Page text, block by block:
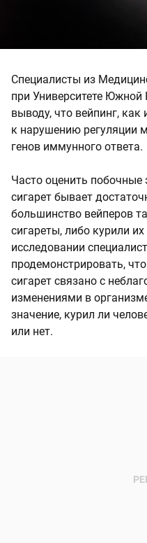
Специалисты из
при Университете
выводу, что вейпинг,
к нарушению регуляции
генов иммунного ответа.
Часто оценить
сигарет бывает
большинство вейперов
сигареты, либо курили
исследовании
продемонстрировать,
сигарет связано с
изменениями в
значение, курил ли
или нет.